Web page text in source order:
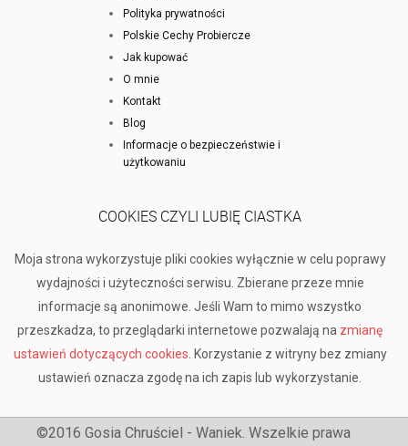
Polityka prywatności
Polskie Cechy Probiercze
Jak kupować
O mnie
Kontakt
Blog
Informacje o bezpieczeństwie i
użytkowaniu
COOKIES CZYLI LUBIĘ CIASTKA
Moja strona wykorzystuje pliki cookies wyłącznie w celu poprawy
wydajności i użyteczności serwisu. Zbierane przeze mnie
informacje są anonimowe. Jeśli Wam to mimo wszystko
przeszkadza, to przeglądarki internetowe pozwalają na zmianę
ustawień dotyczących cookies . Korzystanie z witryny bez zmiany
ustawień oznacza zgodę na ich zapis lub wykorzystanie.
©2016 Gosia Chruściel - Waniek. Wszelkie prawa